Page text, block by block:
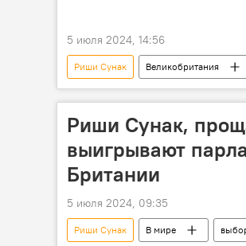
5 июля 2024, 14:56
Риши Сунак Великобритания
Риши Сунак,
выигрывают
Британии
5 июля 2024, 09:35
Риши Сунак В мире